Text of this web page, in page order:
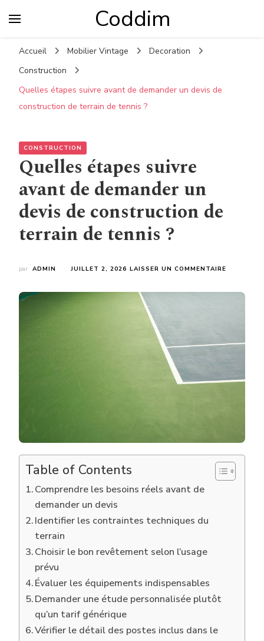
Coddim
Accueil Mobilier Vintage
Decoration
Construction
Quelles étapes suivre avant de demander un devis de
construction de terrain de tennis ?
CONSTRUCTION
Quelles étapes suivre
avant de demander un
devis de construction de
terrain de tennis ?
par ADMIN JUILLET 2, 2026 LAISSER UN COMMENTAIRE
UN
DE
Table of Contents
Comprendre les besoins réels avant de
demander un devis
Identifier les contraintes techniques du
terrain
Choisir le bon revêtement selon l’usage
prévu
Évaluer les équipements indispensables
Demander une étude personnalisée plutôt
qu’un tarif générique
Vérifier le détail des postes inclus dans le